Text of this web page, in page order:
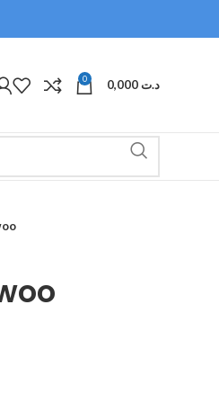
0 د.ت